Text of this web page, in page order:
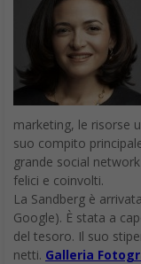
marketing, le risorse
suo compito
grande social
felici e coinvolti.
La Sandberg è
Google). È stata a
del tesoro. Il suo
netti. Galleria